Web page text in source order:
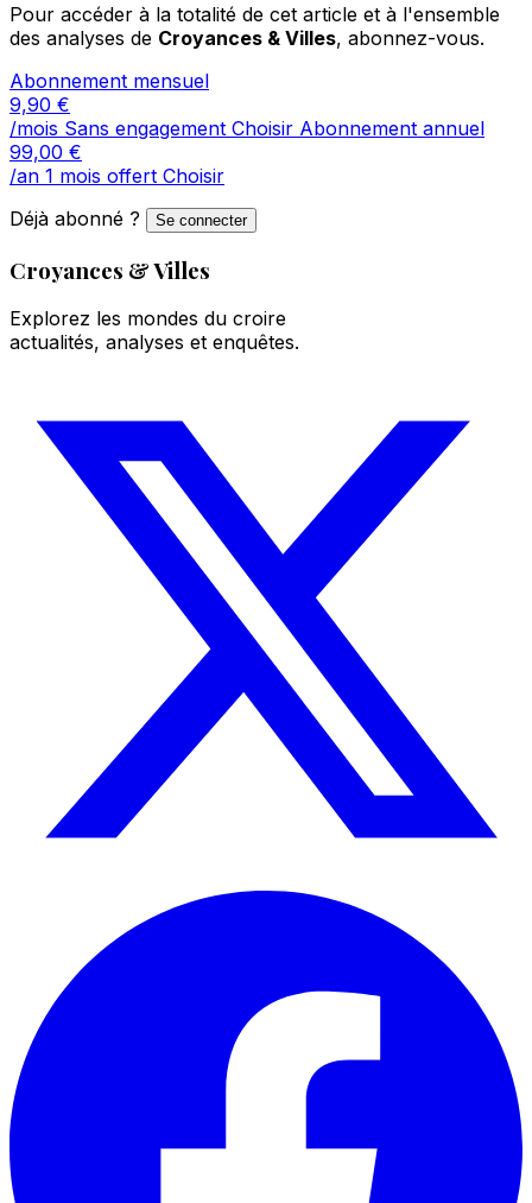
Pour accéder à la totalité de cet article et à l'ensemble
des analyses de Croyances & Villes, abonnez-vous.
Abonnement mensuel
9,90 €
/mois Sans engagement Choisir Abonnement annuel
99,00 €
/an 1 mois offert Choisir
Déjà abonné ?
Se connecter
Croyances & Villes
Explorez les mondes du croire
actualités, analyses et enquêtes.